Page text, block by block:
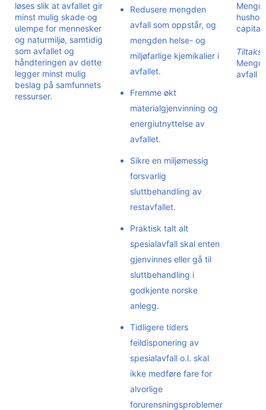
løses slik at avfallet gir
minst mulig skade og
ulempe for mennesker
og naturmiljø, samtidig
som avfallet og
håndteringen av dette
legger minst mulig
beslag på samfunnets
ressurser.
Redusere mengden
avfall som oppstår, og
mengden helse- og
miljøfarlige kjemikalier i
avfallet.
Fremme økt
materialgjenvinning og
energiutnyttelse av
avfallet.
Sikre en miljømessig
forsvarlig
sluttbehandling av
restavfallet.
Praktisk talt alt
spesialavfall skal enten
gjenvinnes eller gå til
sluttbehandling i
godkjente norske
anlegg.
Tidligere tiders
feildisponering av
spesialavfall o.l. skal
ikke medføre fare for
alvorlige
forurensningsproblemer
capita.
avfall